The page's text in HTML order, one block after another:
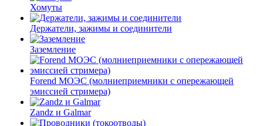
Хомуты
Держатели, зажимы и соединители
Заземление
Forend МОЭС (молниеприемники с опережающей
эмиссией стримера)
Zandz и Galmar